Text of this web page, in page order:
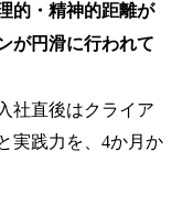
的・精神的距離が
が円滑に行われて
社直後はクライア
実践力を、4か月か